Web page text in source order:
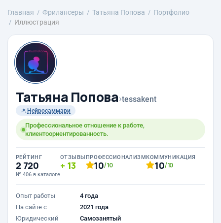
Главная Фрилансеры Татьяна Попова
Портфолио
Иллюстрация
Татьяна Попова›tessakent
Нейросаммари
Профессиональное отношение к работе,
клиентоориентированность.
РЕЙТИНГ
2 720
№ 406 в каталоге
ОТЗЫВЫ
13
ПРОФЕССИОНАЛИЗМ
10/10
КОММУНИКАЦИЯ
10/10
Опыт работы
4 года
На сайте с
2021 года
Юридический
Самозанятый